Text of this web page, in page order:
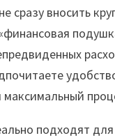
сразу вносить
подходят